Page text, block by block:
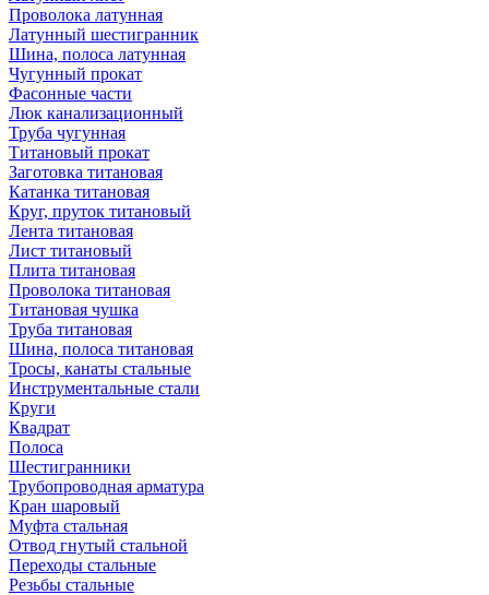
Проволока латунная
Латунный шестигранник
Шина, полоса латунная
Чугунный прокат
Фасонные части
Люк канализационный
Труба чугунная
Титановый прокат
Заготовка титановая
Катанка титановая
Круг, пруток титановый
Лента титановая
Лист титановый
Плита титановая
Проволока титановая
Титановая чушка
Труба титановая
Шина, полоса титановая
Тросы, канаты стальные
Инструментальные стали
Круги
Квадрат
Полоса
Шестигранники
Трубопроводная арматура
Кран шаровый
Муфта стальная
Отвод гнутый стальной
Переходы стальные
Резьбы стальные